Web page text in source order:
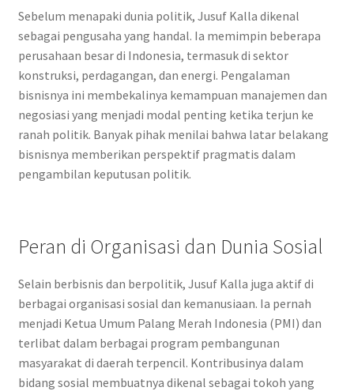
Sebelum menapaki dunia politik, Jusuf Kalla dikenal
sebagai pengusaha yang handal. Ia memimpin beberapa
perusahaan besar di Indonesia, termasuk di sektor
konstruksi, perdagangan, dan energi. Pengalaman
bisnisnya ini membekalinya kemampuan manajemen dan
negosiasi yang menjadi modal penting ketika terjun ke
ranah politik. Banyak pihak menilai bahwa latar belakang
bisnisnya memberikan perspektif pragmatis dalam
pengambilan keputusan politik.
Peran di Organisasi dan Dunia Sosial
Selain berbisnis dan berpolitik, Jusuf Kalla juga aktif di
berbagai organisasi sosial dan kemanusiaan. Ia pernah
menjadi Ketua Umum Palang Merah Indonesia (PMI) dan
terlibat dalam berbagai program pembangunan
masyarakat di daerah terpencil. Kontribusinya dalam
bidang sosial membuatnya dikenal sebagai tokoh yang